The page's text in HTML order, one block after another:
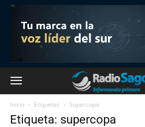
Inicio Etiquetas Supercopa
Etiqueta: supercopa